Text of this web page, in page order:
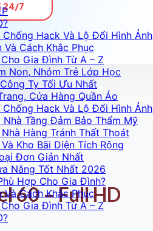
Hack Và Lộ Đổi Hình Ảnh
Cách Khắc Phục
Gia Đình Từ A – Z
Non, Nhóm Trẻ Lớp Học
Ty Tối Ưu Nhất
Cửa Hàng Quần Áo
Hack Và Lộ Đổi Hình Ảnh
Tầng Đảm Bảo Thẩm Mỹ
Hàng Tránh Thất Thoát
Kho Bãi Diện Tích Rộng
Đơn Giản Nhất
Nắng Tốt Nhất 2026
Hợp Cho Gia Đình?
Cách Khắc Phục
Gia Đình Từ A – Z
24/7
60 – Full HD